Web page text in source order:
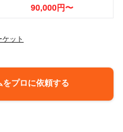
90,000円〜
ット
プロに依頼する